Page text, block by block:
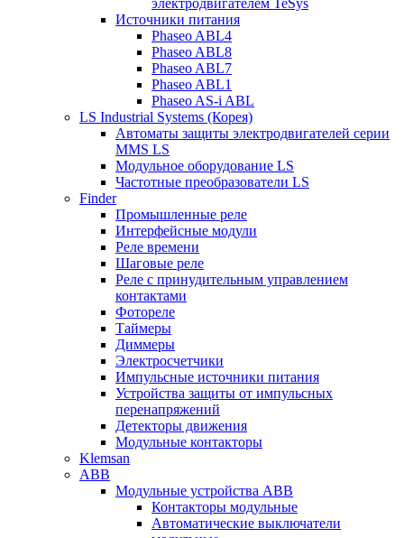
электродвигателем TeSys
Источники питания
Phaseo ABL4
Phaseo ABL8
Phaseo ABL7
Phaseo ABL1
Phaseo AS-i ABL
LS Industrial Systems (Корея)
Автоматы защиты электродвигателей серии
MMS LS
Модульное оборудование LS
Частотные преобразователи LS
Finder
Промышленные реле
Интерфейсные модули
Реле времени
Шаговые реле
Реле с принудительным управлением
контактами
Фотореле
Таймеры
Диммеры
Электросчетчики
Импульсные источники питания
Устройства защиты от импульсных
перенапряжений
Детекторы движения
Модульные контакторы
Klemsan
ABB
Модульные устройства ABB
Контакторы модульные
Автоматические выключатели